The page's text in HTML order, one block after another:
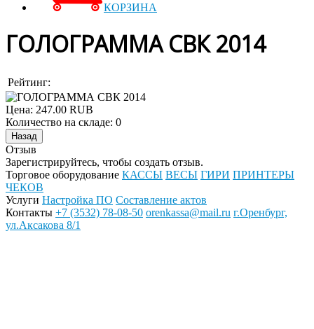
КОРЗИНА
ГОЛОГРАММА СВК 2014
Рейтинг:
Цена: 247.00 RUB
Количество на складе: 0
Отзыв
Зарегистрируйтесь, чтобы создать отзыв.
Торговое оборудование КАССЫ ВЕСЫ ГИРИ ПРИНТЕРЫ
ЧЕКОВ
Услуги Настройка ПО Составление актов
Контакты +7 (3532) 78-08-50 orenkassa@mail.ru г.Оренбург,
ул.Аксакова 8/1